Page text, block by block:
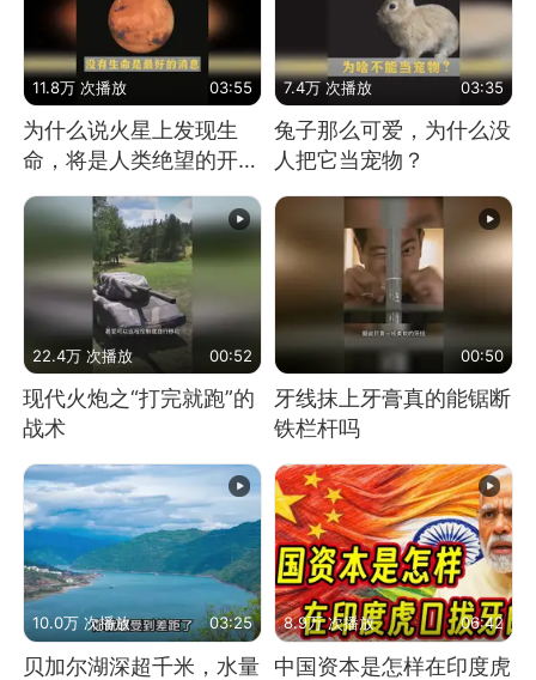
11.8万 次播放 03:55
为什么说火星上发现生
命，将是人类绝望的开
始？
7.4万 次播放 03:35
兔子那么可爱，为什么没
人把它当宠物？
22.4万 次播放 00:52
现代火炮之“打完就跑”的
战术
00:50
牙线抹上牙膏真的能锯断
铁栏杆吗
10.0万 次播放 03:25
贝加尔湖深超千米，水量
8.9万 次播放 06:42
中国资本是怎样在印度虎